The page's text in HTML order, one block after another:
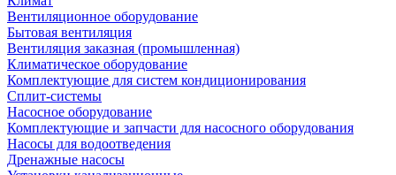
Вентиляционное оборудование
Бытовая вентиляция
Вентиляция заказная (промышленная)
Климатическое оборудование
Комплектующие для систем кондиционирования
Сплит-системы
Насосное оборудование
Комплектующие и запчасти для насосного оборудования
Насосы для водоотведения
Дренажные насосы